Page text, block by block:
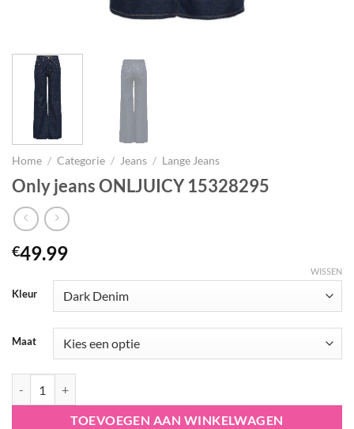
Home / Categorie / Jeans / Lange Jeans
Only jeans ONLJUICY 15328295
€49.99
Kleur
Maat
WISSEN
TOEVOEGEN AAN WINKELWAGEN